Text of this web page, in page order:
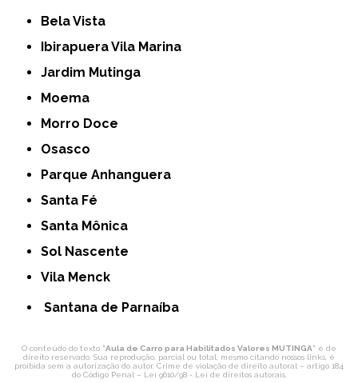
Bela Vista
Ibirapuera Vila Marina
Jardim Mutinga
Moema
Morro Doce
Osasco
Parque Anhanguera
Santa Fé
Santa Mônica
Sol Nascente
Vila Menck
Santana de Parnaíba
O conteúdo do texto "Aula de Carro para Habilitados Valores MUTINGA" é de
direito reservado. Sua reprodução, parcial ou total, mesmo citando nossos links, é
proibida sem a autorização do autor. Crime de violação de direito autoral – artigo 184
do Código Penal – Lei 9610/98 - Lei de direitos autorais.